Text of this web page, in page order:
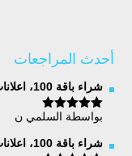
أحدث المراجعات
شراء باقة 100، اعلانات نصية في 100 موقع إلكتروني
تم التقييم5
بواسطة السلمي ن
شراء باقة 100، اعلانات نصية في 100 موقع إلكتروني